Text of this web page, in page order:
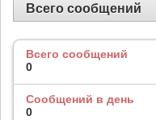
Всего сообщений
Всего сообщений
0
Сообщений в день
0